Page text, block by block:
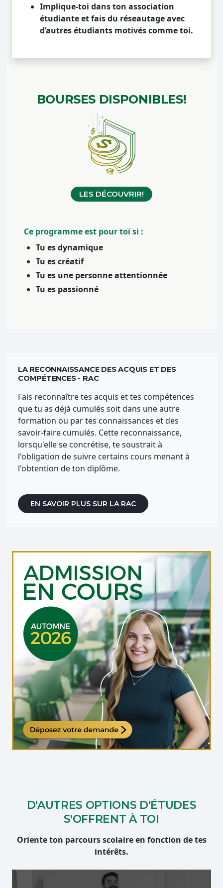
Implique-toi dans ton association
étudiante et fais du réseautage avec
d’autres étudiants motivés comme toi.
BOURSES DISPONIBLES!
LES DÉCOUVRIR!
Ce programme est pour toi si :
Tu es dynamique
Tu es créatif
Tu es une personne attentionnée
Tu es passionné
LA RECONNAISSANCE DES ACQUIS ET DES
COMPÉTENCES - RAC
Fais reconnaître tes acquis et tes compétences
que tu as déjà cumulés soit dans une autre
formation ou par tes connaissances et des
savoir-faire cumulés. Cette reconnaissance,
lorsqu'elle se concrétise, te soustrait à
l'obligation de suivre certains cours menant à
l'obtention de ton diplôme.
EN SAVOIR PLUS SUR LA RAC
D'AUTRES OPTIONS D'ÉTUDES
S'OFFRENT À TOI
Oriente ton parcours scolaire en fonction de tes
intérêts.